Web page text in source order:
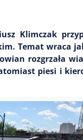
Klimczak
Temat wraca
rozgrzała
piesi i